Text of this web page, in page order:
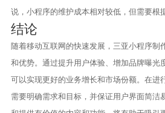
说，小程序的维护成本相对较低，但需要根
结论
随着移动互联网的快速发展，三亚小程序制
和优势。通过提升用户体验、增加品牌曝光
可以实现更好的业务增长和市场份额。在进
需要明确需求和目标，并保证用户界面简洁